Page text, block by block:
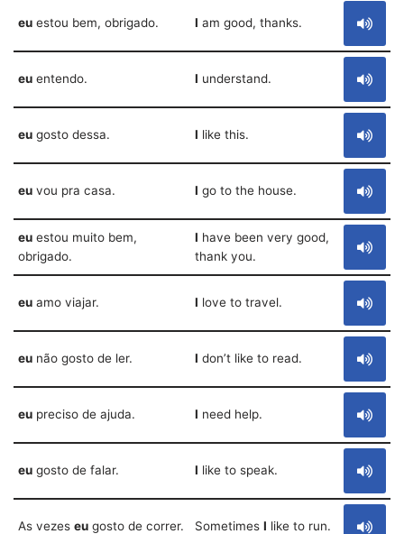
eu estou bem, obrigado. I am good, thanks.
eu entendo. I understand.
eu gosto dessa. I like this.
eu vou pra casa. I go to the house.
eu estou muito bem,
obrigado.
I have been very good,
thank you.
eu amo viajar. I love to travel.
eu não gosto de ler. I don’t like to read.
eu preciso de ajuda. I need help.
eu gosto de falar. I like to speak.
As vezes eu gosto de correr. Sometimes I like to run.